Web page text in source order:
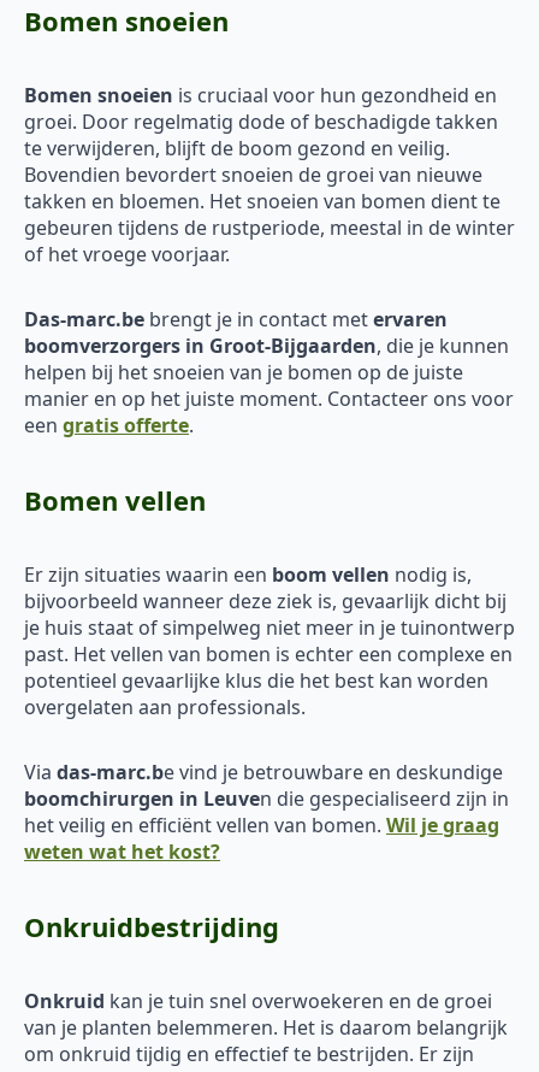
Bomen snoeien
Bomen snoeien is cruciaal voor hun gezondheid en
groei. Door regelmatig dode of beschadigde takken
te verwijderen, blijft de boom gezond en veilig.
Bovendien bevordert snoeien de groei van nieuwe
takken en bloemen. Het snoeien van bomen dient te
gebeuren tijdens de rustperiode, meestal in de winter
of het vroege voorjaar.
Das-marc.be brengt je in contact metervaren
boomverzorgers in Groot-Bijgaarden, die je kunnen
helpen bij het snoeien van je bomen op de juiste
manier en op het juiste moment. Contacteer ons voor
een gratis offerte.
Bomen vellen
Er zijn situaties waarin een boom vellen nodig is,
bijvoorbeeld wanneer deze ziek is, gevaarlijk dicht bij
je huis staat of simpelweg niet meer in je tuinontwerp
past. Het vellen van bomen is echter een complexe en
potentieel gevaarlijke klus die het best kan worden
overgelaten aan professionals.
Via das-marc.be vind je betrouwbare en deskundige
boomchirurgen in Leuven die gespecialiseerd zijn in
het veilig en efficiënt vellen van bomen. Wil je graag
weten wat het kost?
Onkruidbestrijding
Onkruid kan je tuin snel overwoekeren en de groei
van je planten belemmeren. Het is daarom belangrijk
om onkruid tijdig en effectief te bestrijden. Er zijn